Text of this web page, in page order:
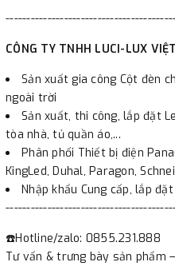
CÔNG TY TNHH LUCI-LUX
Sản xuất gia công Cột đèn
ngoài trời
Sản xuất, thi công, lắp đặt
tòa nhà, tủ quần áo,...
Phân phối Thiết bị điện
KingLed, Duhal, Paragon,
Nhập khẩu Cung cấp, lắp
☎️Hotline/zalo: 0855.231.888
Tư vấn & trưng bày sản phẩm